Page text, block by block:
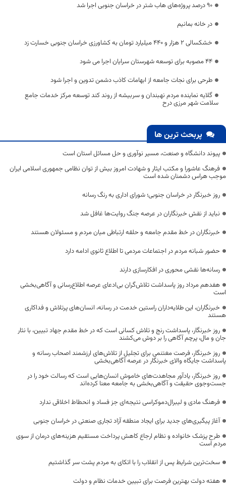
۹۰ درصد پروژه‌های هاب شتر در خراسان جنوبی اجرا شد
در خانه بمانیم
خشکسالی ۲ هزار و ۴۴۰ میلیارد تومان به کشاورزی خراسان جنوبی خسارت زد
44 مصوبه برای توسعه شهرستان سرایان اجرا می شود
طرحی برای نجات جامعه از ابهامات کاذب دشمن تدوین و اجرا شود
گلایه نماینده مردم نهبندان و سربیشه از روند کند توسعه مرکز خدمات جامع
سلامت شهر مرزی درح
پربحث ترین ها
پیوند دانشگاه و صنعت، مسیر نوآوری و حل مسائل استان است
فرهنگ عاشورا و مکتب ایثار و شهادت امروز بیش از توان نظامی جمهوری اسلامی ایران
موجب هراس دشمنان شده است
روز خبرنگار در خراسان جنوبی؛ شورای اداری به رنگ رسانه
نباید از نقش خبرنگاران در عرصه جنگ روایت‌ها غافل شد
خبرنگاران در خط مقدم جامعه و حلقه ارتباطی میان مردم و مسئولان هستند
حضور شبانه مردم در اجتماعات مردمی تا اطلاع ثانوی ادامه دارد
رسانه‌ها نقشی محوری در افکارسازی دارند
هفدهم مرداد روز پاسداشت تلاش‌گران بی‌ادعای عرصه اطلاع‌رسانی و آگاهی‌بخشی
است
خبرنگاران، این طلایه‌داران راستین خدمت در رسانه، انسان‌های پرتلاش و فداکاری
هستند
روز خبرنگار، پاسداشت رنج و تلاش کسانی است که در خط مقدم جهاد تبیین، با نثار
جان و مال، پرچم آگاهی را بر دوش می‌کشند
روز خبرنگار، فرصت مغتنمی برای تجلیل از تلاش‌های ارزشمند اصحاب رسانه و
پاسداشت جایگاه والای خبرنگار در عرصه آگاهی‌بخشی
روز خبرنگار، یادآور مجاهدت‌های خاموش انسان‌هایی است که رسالت خود را در
جست‌وجوی حقیقت و آگاهی‌بخشی به جامعه معنا کرده‌اند
فرهنگ مادی و لیبرال‌دموکراسی نتیجه‌ای جز فساد و انحطاط اخلاقی ندارد
آغاز پیگیری‌های جدید برای ایجاد منطقه آزاد تجاری صنعتی در خراسان جنوبی
طرح پزشک خانواده و نظام ارجاع کاهش پرداخت مستقیم هزینه‌های درمان از سوی
مردم است
سخت‌ترین شرایط پس از انقلاب را با اتکای به مردم پشت سر گذاشتیم
هفته دولت بهترین فرصت برای تبیین خدمات نظام و دولت